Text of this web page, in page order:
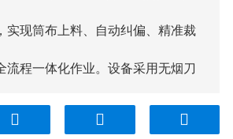
实现筒布上料、自动纠偏、精准裁
流程一体化作业。设备采用无烟刀
联动设计，裁切时以瞬时高温完成